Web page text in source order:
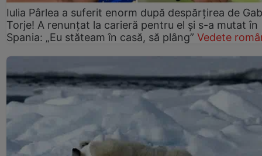
Iulia Pârlea a suferit enorm după despărțirea de
Torje! A renunțat la carieră pentru el și s-a mutat în
Spania: „Eu stăteam în casă, să plâng” Vedete